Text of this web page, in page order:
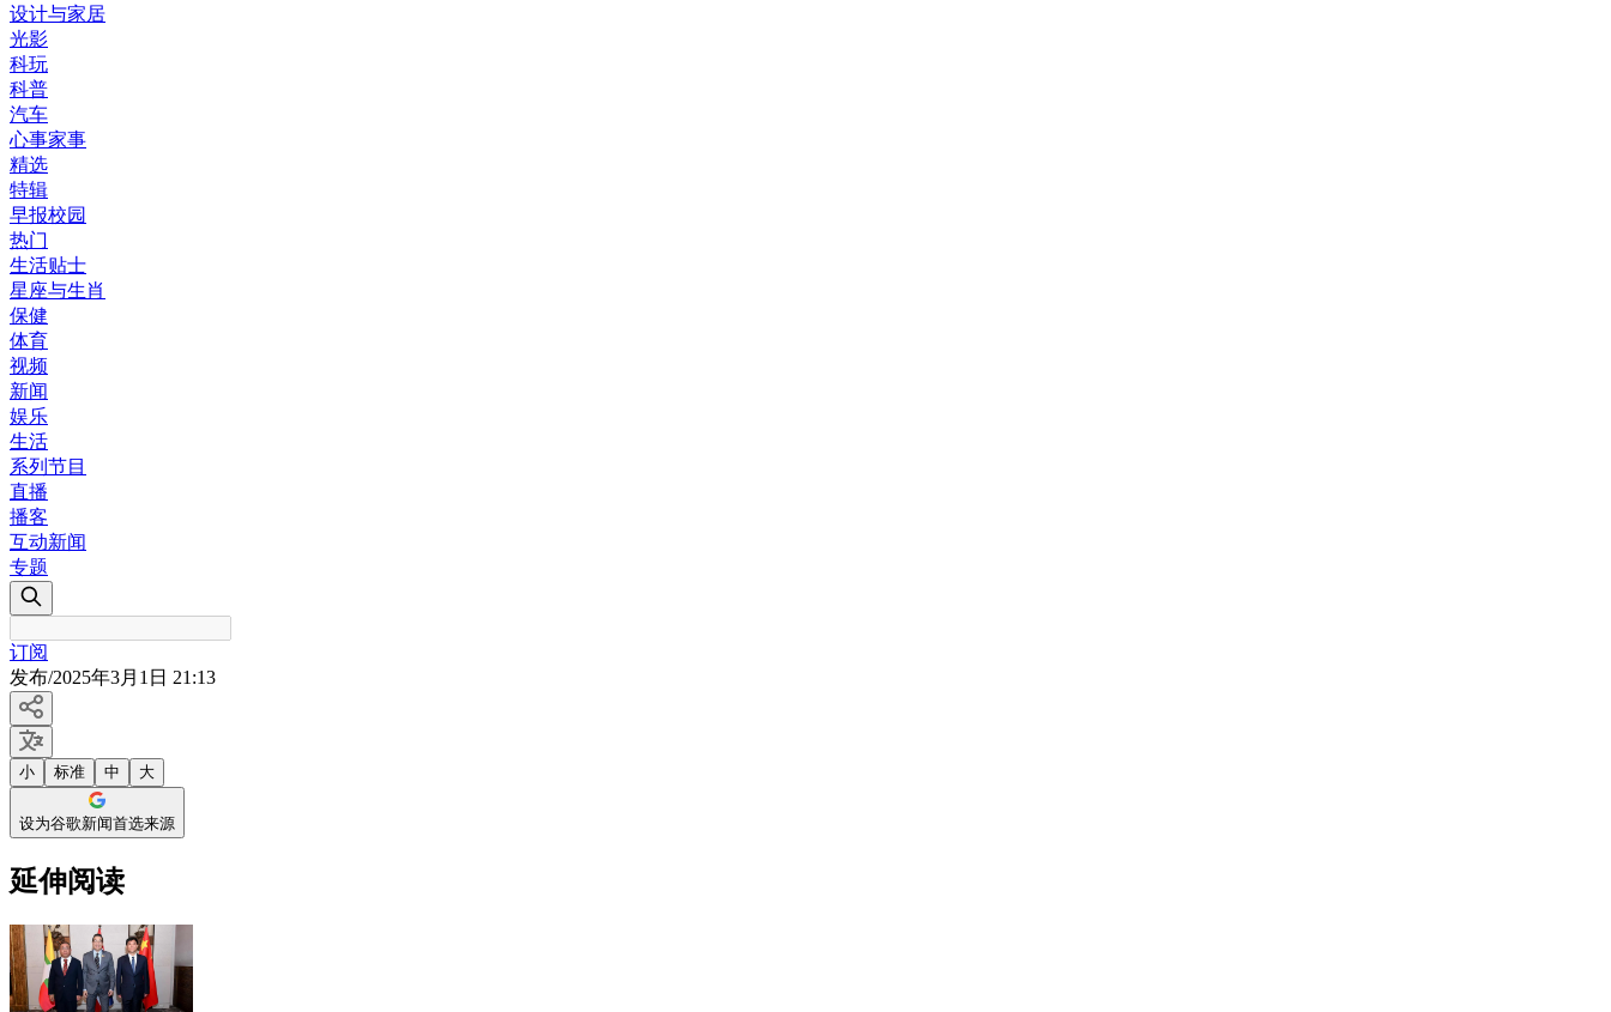
设计与家居
光影
科玩
科普
汽车
心事家事
精选
特辑
早报校园
热门
生活贴士
星座与生肖
保健
体育
视频
新闻
娱乐
生活
系列节目
直播
播客
互动新闻
专题
订阅
发布/2025年3月1日 21:13
小 标准 中 大
设为谷歌新闻首选来源
延伸阅读